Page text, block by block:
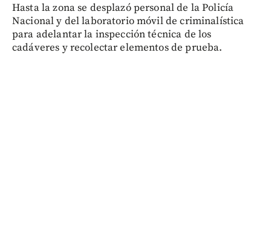
Hasta la zona se desplazó personal de la Policía
Nacional y del laboratorio móvil de criminalística
para adelantar la inspección técnica de los
cadáveres y recolectar elementos de prueba.